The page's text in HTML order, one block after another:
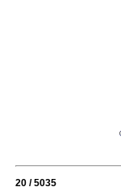
20 / 5035